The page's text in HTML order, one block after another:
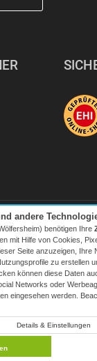
Facebook| twitter
© 2026 Tecedo
MwSt. zzgl. Versand |
| **) Ehemaliger
Mobilfunk ggf.
andere
benötigen Ihre
mit Hilfe von Cookies,
Seite anzuzeigen, Ihre
zu erstellen
können diese Daten
Networks oder
eingesehen werden.
Details & Einstellungen